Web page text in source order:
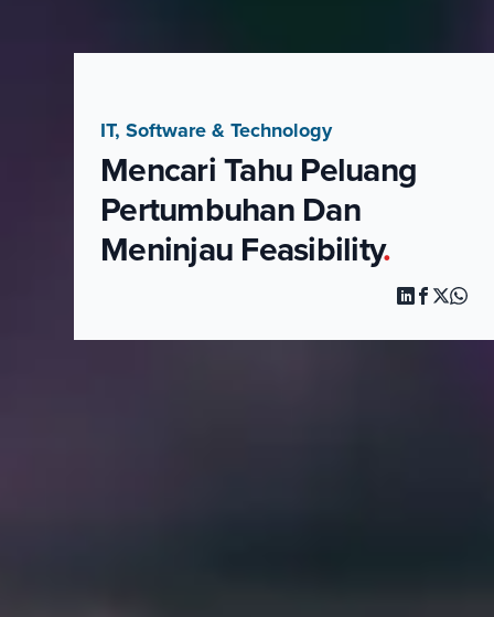
IT, Software & Technology
Mencari Tahu Peluang
Pertumbuhan Dan
Meninjau Feasibility.